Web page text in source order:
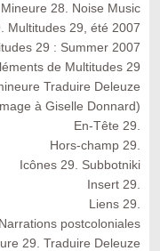
Mineure 28. Noise Music
Multitudes 29, été 2007
29 : Summer 2007
de Multitudes 29
Traduire Deleuze
à Giselle Donnard)
En-Tête 29.
Hors-champ 29.
Icônes 29. Subbotniki
Insert 29.
Liens 29.
postcoloniales
29. Traduire Deleuze